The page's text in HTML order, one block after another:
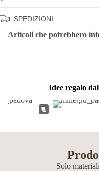
SPEDIZIONI
Articoli che potrebbero
Idee regalo
Solo